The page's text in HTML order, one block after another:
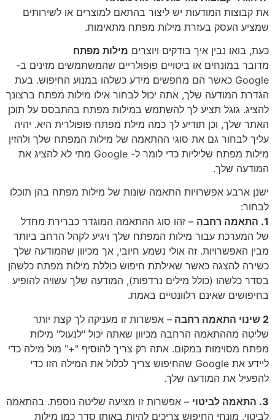
את קבוצות המודעות יש ליצור בהתאם למוצרים או לשירותים
שמציע העסק בעזרת מילות מפתח מתאימות.
כעת, בואו נבין איך בודקים ויוצרים מילות מפתח
מדובר במונחים או ביטויים פופולריים שהמשתמשים מזינים ב-
Google כאשר הם מחפשים מידע כשלהו במנוע החיפוש. בעת
הגדרת המודעה שלך, אתה יכול לבחור אילו מילות מפתח ברצונך
להציג. גוגל תציע לך להשתמש במילות מפתח בהתבסס על תוכן
האתר שלך, וכן תודיע לך כמה מילת מפתח פופולרית היא. יהיה
עליך לבחור גם את סוגי ההתאמה של מילות המפתח שלך ולהזין
מילות מפתח שליליות כדי לומר ל- Google מתי לא להציג את
המודעה שלך.
ישנן ארבע אפשרויות התאמה שונות של מילות מפתח בהן תוכלו
לבחור:
1. התאמה רחבה
– זהו סוג ההתאמה המוגדר כברירת מחדל
של המערכת עבור מילות המפתח שלך ויגיע לקהל הרחב ביותר
מבין האפשרויות. זה אולי נשמע חיובי, אך מכיוון שהמודעה שלך
כשירה להצגה כאשר שאילתת חיפוש כוללת מילות מפתח כלשהן
בסדר כלשהו (כולל מילים נרדפות), המודעה שלך עשויה להופיע
בחיפושים שאינם רלוונטיים באמת.
2 שינוי התאמה רחבה
– אפשרות זו מעניקה לך קצת יותר
שליטה מההתאמה הרחבה מכיוון שאתה יכול "לנעול" מילות
מפתח מסוימות במקום. אתה רק צריך להוסיף "+" מול מילה כדי
ליידע את Google שהחיפוש צריך לכלול את המילה הזו כדי
להפעיל את המודעה שלך.
3. התאמה לביטוי
– אפשרות זו מציעה שליטה נוספת. בהתאמה
לביטוי, מונחי החיפוש צריכים להיות באותו סדר כמו מילות